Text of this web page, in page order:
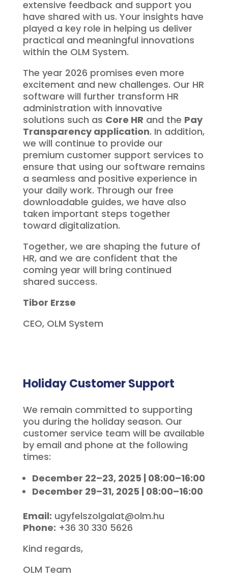
extensive feedback and support you
have shared with us. Your insights have
played a key role in helping us deliver
practical and meaningful innovations
within the OLM System.
The year 2026 promises even more
excitement and new challenges. Our HR
software will further transform HR
administration with innovative
solutions such as Core HR and the Pay
Transparency application. In addition,
we will continue to provide our
premium customer support services to
ensure that using our software remains
a seamless and positive experience in
your daily work. Through our free
downloadable guides, we have also
taken important steps together
toward digitalization.
Together, we are shaping the future of
HR, and we are confident that the
coming year will bring continued
shared success.
Tibor Erzse
CEO, OLM System
Holiday Customer Support
We remain committed to supporting
you during the holiday season. Our
customer service team will be available
by email and phone at the following
times:
December 22–23, 2025 | 08:00–16:00
December 29–31, 2025 | 08:00–16:00
Email: ugyfelszolgalat@olm.hu
Phone: +36 30 330 5626
Kind regards,
OLM Team